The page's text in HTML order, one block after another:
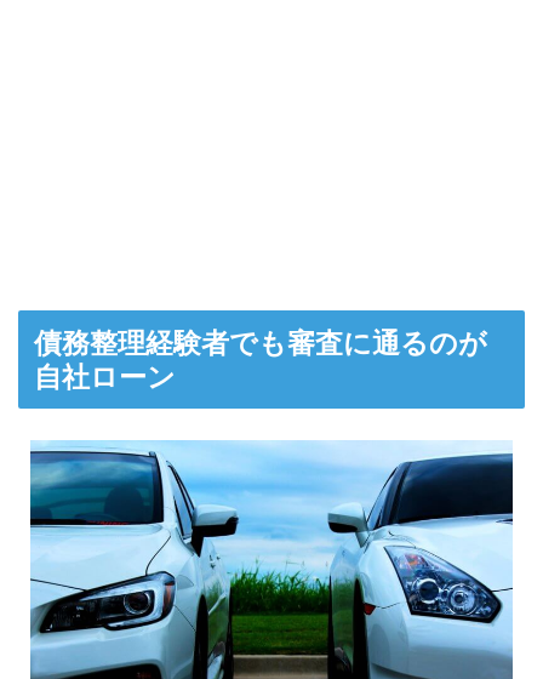
債務整理経験者でも審査に通るのが
自社ローン